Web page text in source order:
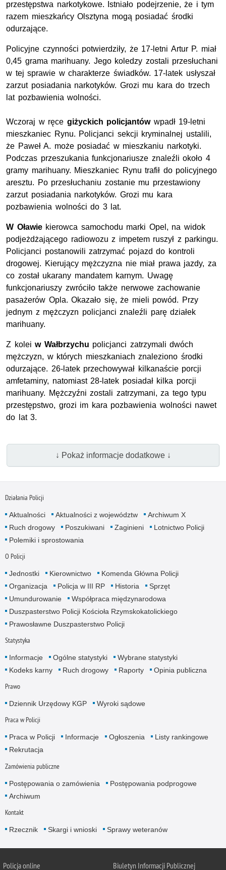
przestępstwa narkotykowe. Istniało podejrzenie, że i tym
razem mieszkańcy Olsztyna mogą posiadać środki
odurzające.
Policyjne czynności potwierdziły, że 17-letni Artur P. miał
0,45 grama marihuany. Jego koledzy zostali przesłuchani
w tej sprawie w charakterze świadków. 17-latek usłyszał
zarzut posiadania narkotyków. Grozi mu kara do trzech
lat pozbawienia wolności.
Wczoraj w ręce giżyckich policjantówwpadł 19-letni
mieszkaniec Rynu. Policjanci sekcji kryminalnej ustalili,
że Paweł A. może posiadać w mieszkaniu narkotyki.
Podczas przeszukania funkcjonariusze znaleźli około 4
gramy marihuany. Mieszkaniec Rynu trafił do policyjnego
aresztu. Po przesłuchaniu zostanie mu przestawiony
zarzut posiadania narkotyków. Grozi mu kara
pozbawienia wolności do 3 lat.
W Oławiekierowca samochodu marki Opel, na widok
podjeżdżającego radiowozu z impetem ruszył z parkingu.
Policjanci postanowili zatrzymać pojazd do kontroli
drogowej. Kierujący mężczyzna nie miał prawa jazdy, za
co został ukarany mandatem karnym. Uwagę
funkcjonariuszy zwróciło także nerwowe zachowanie
pasażerów Opla. Okazało się, że mieli powód. Przy
jednym z mężczyzn policjanci znaleźli parę działek
marihuany.
Z koleiw Wałbrzychu policjanci zatrzymali dwóch
mężczyzn, w których mieszkaniach znaleziono środki
odurzające. 26-latek przechowywał kilkanaście porcji
amfetaminy, natomiast 28-latek posiadał kilka porcji
marihuany. Mężczyźni zostali zatrzymani, za tego typu
przestępstwo, grozi im kara pozbawienia wolności nawet
do lat 3.
↓ Pokaż informacje dodatkowe ↓
Działania Policji
Aktualności Aktualności z województw
Archiwum X
Ruch drogowy
Poszukiwani Zaginieni
Lotnictwo Policji
Polemiki i sprostowania
O Policji
Jednostki Kierownictwo
Komenda Główna Policji
Organizacja
Policja w III RP Historia
Sprzęt
Umundurowanie
Współpraca międzynarodowa
Duszpasterstwo Policji Kościoła Rzymskokatolickiego
Prawosławne Duszpasterstwo Policji
Statystyka
Informacje Ogólne statystyki
Wybrane statystyki
Kodeks karny
Ruch drogowy Raporty Opinia publiczna
Prawo
Dziennik Urzędowy KGP Wyroki sądowe
Praca w Policji
Praca w Policji Informacje Ogłoszenia
Listy rankingowe
Rekrutacja
Zamówienia publiczne
Postępowania o zamówienia
Postępowania podprogowe
Archiwum
Kontakt
Rzecznik Skargi i wnioski Sprawy weteranów
Policjaonline Biuletyn Informacji Publicznej